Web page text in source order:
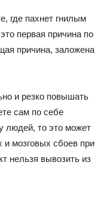
где пахнет гнилым
первая причина по
причина, заложена
и резко повышать
сам по себе
людей, то это может
и мозговых сбоев при
нельзя вывозить из